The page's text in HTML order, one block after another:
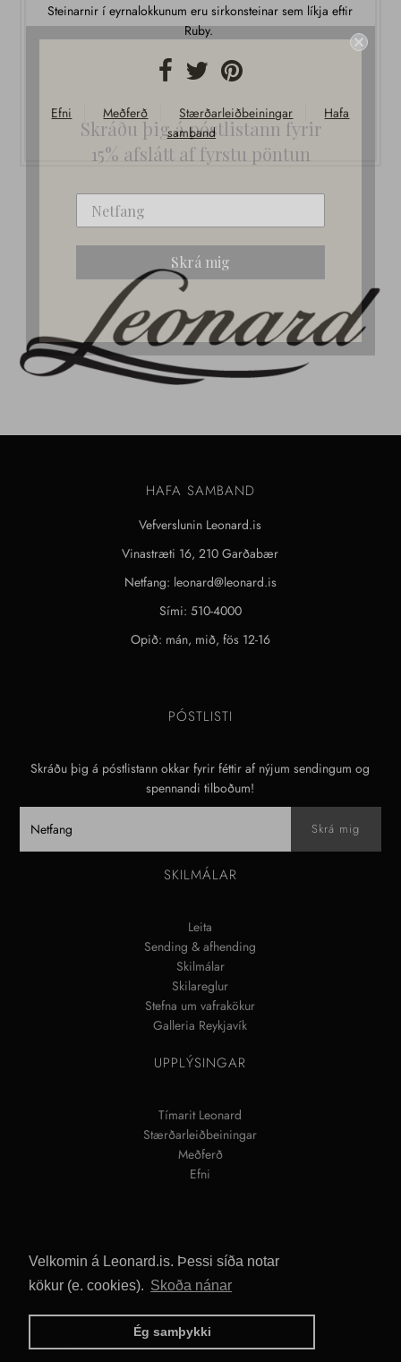
Velkomin á Leonard.is. Þessi síða notar
kökur (e. cookies). Skoða nánar
Ég samþykki
Steinarnir í eyrnalokkunum eru sirkonsteinar sem líkja eftir
Ruby.
Efni Meðferð Stærðarleiðbeiningar
Hafa
samband
HAFA SAMBAND
Vefverslunin Leonard.is
Vinastræti 16, 210 Garðabær
Netfang: leonard@leonard.is
Sími: 510-4000
Opið: mán, mið, fös 12-16
PÓSTLISTI
Skráðu þig á póstlistann okkar fyrir féttir af nýjum sendingum og
spennandi tilboðum!
SKILMÁLAR
Leita
Sending & afhending
Skilmálar
Skilareglur
Stefna um vafrakökur
Galleria Reykjavík
UPPLÝSINGAR
Tímarit Leonard
Stærðarleiðbeiningar
Meðferð
Efni
ALLUR RÉTTUR ÁSKILINN © 2026LEONARD
Skráðu þig á póstlistann fyrir
15% afslátt af fyrstu pöntun
Skrá mig